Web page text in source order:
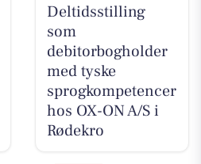
Deltidsstilling
som
debitorbogholder
med tyske
sprogkompetencer
hos OX-ON A/S i
Rødekro